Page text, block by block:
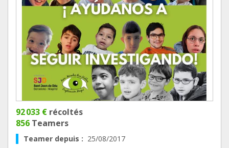
92 033 € récoltés
856 Teamers
Teamer depuis : 25/08/2017